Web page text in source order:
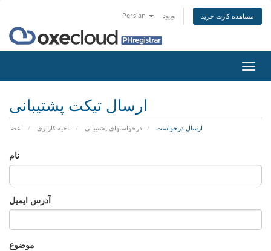
Persian ورود مشاهده کارت خرید
تغییر
ارسال تیکت پشتیبانی
اعضا ناحیه کاربری درخواستهای پشتیبانی ارسال درخواست
نام
آدرس ایمیل
موضوع